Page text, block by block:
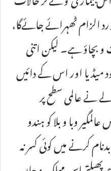
الزام ٹھہرائے جائےگا،
بچاؤ ہے۔ لیکن اتنی
میڈیا اور اس کے دائیں
نے عالمی سطح پر
وبا و بلا کو ہندو
کرنے میں کوئی کسر نہ